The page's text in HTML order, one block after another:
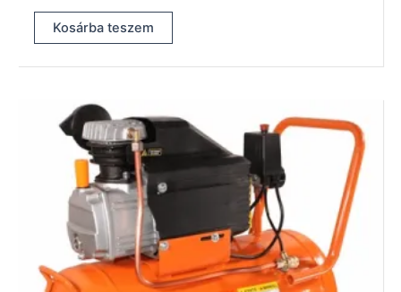
Kosárba teszem